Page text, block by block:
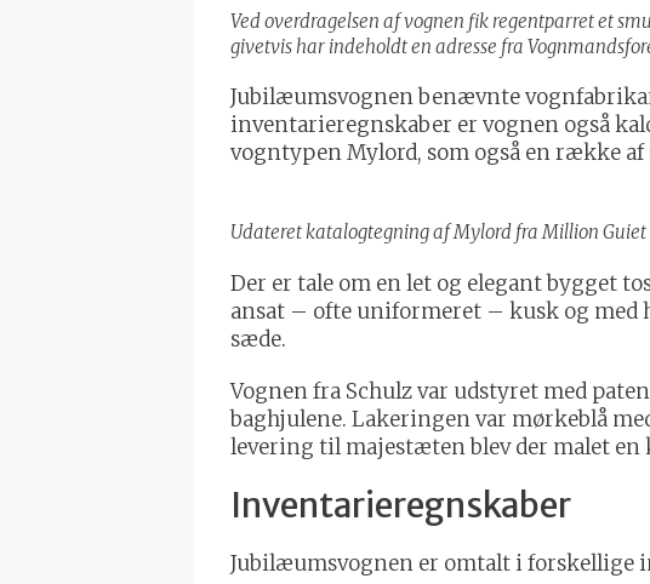
Ved overdragelsen af vognen fik regentparret et
givetvis har indeholdt en adresse fra
Jubilæumsvognen benævnte
inventarieregnskaber er vognen også
vogntypen Mylord, som også en række
Udateret katalogtegning af Mylord fra Million Guiet
Der er tale om en let og elegant bygget
ansat – ofte uniformeret – kusk og med
sæde.
Vognen fra Schulz var udstyret med
baghjulene. Lakeringen var mørkeblå
levering til majestæten blev der malet en
Inventarieregnskaber
Jubilæumsvognen er omtalt i forskellige